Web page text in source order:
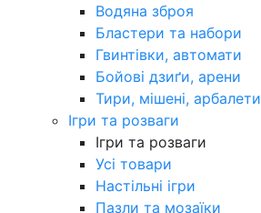
Водяна зброя
Бластери та набори
Гвинтівки, автомати
Бойові дзиґи, арени
Тири, мішені, арбалети
Ігри та розваги
Ігри та розваги
Усі товари
Настільні ігри
Пазли та мозаїки